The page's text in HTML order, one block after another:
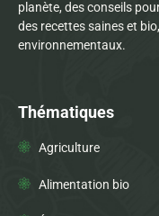
planète, des conseils
des recettes saines et
environnementaux.
Thématiques
Agriculture
Alimentation bio